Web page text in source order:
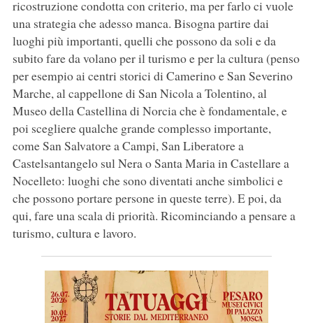
ricostruzione condotta con criterio, ma per farlo ci vuole
una strategia che adesso manca. Bisogna partire dai
luoghi più importanti, quelli che possono da soli e da
subito fare da volano per il turismo e per la cultura (penso
per esempio ai centri storici di Camerino e San Severino
Marche, al cappellone di San Nicola a Tolentino, al
Museo della Castellina di Norcia che è fondamentale, e
poi scegliere qualche grande complesso importante,
come San Salvatore a Campi, San Liberatore a
Castelsantangelo sul Nera o Santa Maria in Castellare a
Nocelleto: luoghi che sono diventati anche simbolici e
che possono portare persone in queste terre). E poi, da
qui, fare una scala di priorità. Ricominciando a pensare a
turismo, cultura e lavoro.